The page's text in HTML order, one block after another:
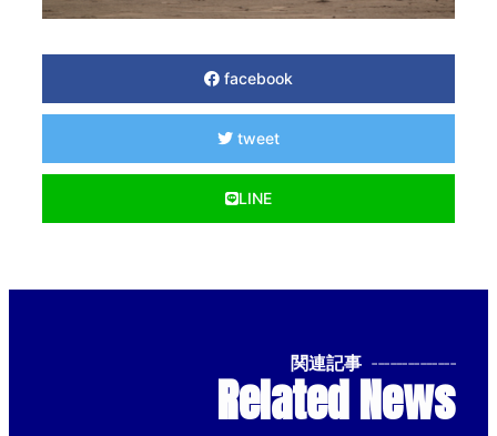
facebook
tweet
LINE
関連記事 --------------
Related News